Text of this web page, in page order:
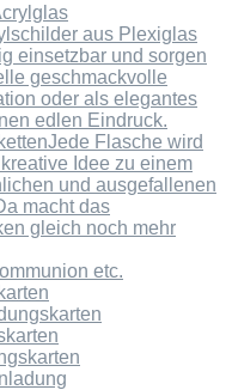
aus Plexiglas
einsetzbar und sorgen
geschmackvolle
oder als elegantes
edlen Eindruck.
Jede Flasche wird
Idee zu einem
und ausgefallenen
macht das
gleich noch mehr
etc.